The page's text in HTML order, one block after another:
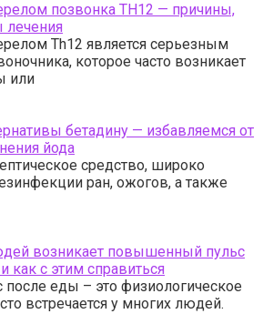
позвонка TH12 — причины,
Th12 является серьезным
которое часто возникает
или
бетадину — избавляемся от
йода
средство, широко
ран, ожогов, а также
возникает повышенный пульс
как с этим справиться
еды – это физиологическое
встречается у многих людей.